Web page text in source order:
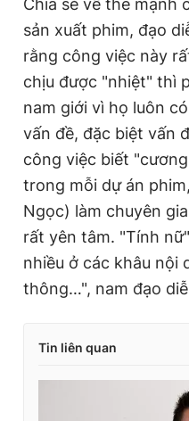
Chia sẻ về thế mạnh
sản xuất phim, đạo
rằng công việc này
chịu được "nhiệt" thì
nam giới vì họ luôn
vấn đề, đặc biệt vấn
công việc biết
trong mỗi dự án
Ngọc) làm chuyên
rất yên tâm. "Tính
nhiều ở các khâu nội
thông…", nam đạo
Tin liên quan